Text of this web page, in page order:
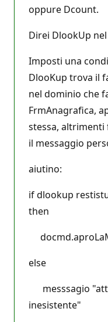
oppure Dcount.
Direi DlookUp
Imposti una
DlooKup trova il
nel dominio che
FrmAnagrafica,
stessa, altrimenti
il messaggio
aiutino:
if dlookup
then
else
messsagio
inesistente"